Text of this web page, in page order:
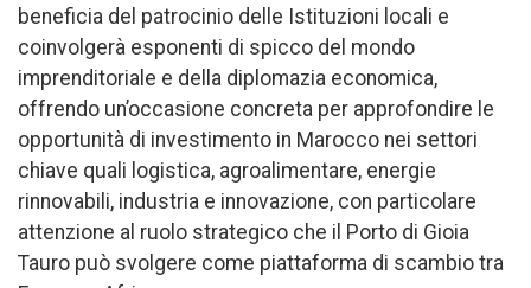
beneficia del patrocinio delle Istituzioni locali e
coinvolgerà esponenti di spicco del mondo
imprenditoriale e della diplomazia economica,
offrendo un’occasione concreta per approfondire le
opportunità di investimento in Marocco nei settori
chiave quali logistica, agroalimentare, energie
rinnovabili, industria e innovazione, con particolare
attenzione al ruolo strategico che il Porto di Gioia
Tauro può svolgere come piattaforma di scambio tra